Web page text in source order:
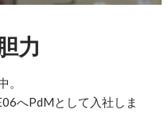
力
。
へPdMとして入社しま